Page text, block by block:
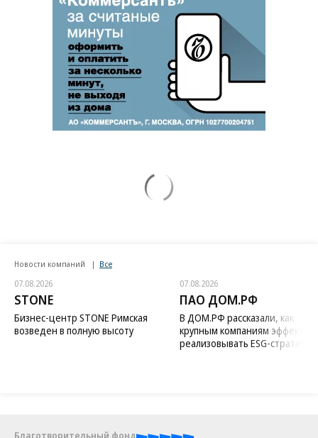
Новости компаний Все
07.08.2026
STONE
Бизнес-центр STONE Римская
возведен в полную высоту
07.08.2026
ПАО ДОМ.РФ
В ДОМ.РФ рассказали, как
крупным компаниям
реализовывать ESG-стратегию
Благотворительный фонд